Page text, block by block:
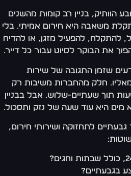
הוותיק, בניין רב קומות מהשנים
משאבה היא חירום אמיתי. בלי
להפעיל מזגן, או להדיח
את הבוקר לסיוט עבור כל דייר.
שזמן התגובה של שירות
חלק מהחברות משיבות רק
תוך שעתיים-שלוש. אבל בבניין
היא עוד שעה של נזק ותסכול.
לתחזוקה ושירותי חירום,
בגבעתיים?